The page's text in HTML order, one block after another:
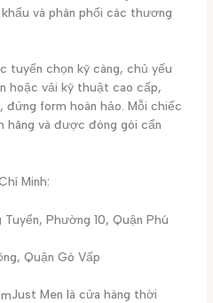
và phân phối các thương
tuyển chọn kỹ càng, chủ yếu
hoặc vải kỹ thuật cao cấp,
đứng form hoàn hảo. Mỗi chiếc
hãng và được đóng gói cẩn
Minh:
Phường 10, Quận Phú
Quận Gò Vấp
Just Men là cửa hàng thời